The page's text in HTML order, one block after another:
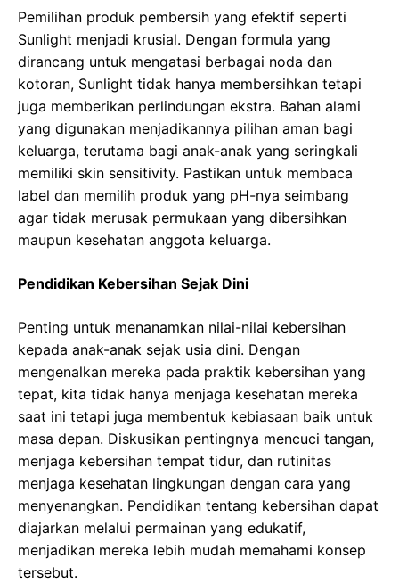
Pemilihan produk pembersih yang efektif seperti
Sunlight menjadi krusial. Dengan formula yang
dirancang untuk mengatasi berbagai noda dan
kotoran, Sunlight tidak hanya membersihkan tetapi
juga memberikan perlindungan ekstra. Bahan alami
yang digunakan menjadikannya pilihan aman bagi
keluarga, terutama bagi anak-anak yang seringkali
memiliki skin sensitivity. Pastikan untuk membaca
label dan memilih produk yang pH-nya seimbang
agar tidak merusak permukaan yang dibersihkan
maupun kesehatan anggota keluarga.
Pendidikan Kebersihan Sejak Dini
Penting untuk menanamkan nilai-nilai kebersihan
kepada anak-anak sejak usia dini. Dengan
mengenalkan mereka pada praktik kebersihan yang
tepat, kita tidak hanya menjaga kesehatan mereka
saat ini tetapi juga membentuk kebiasaan baik untuk
masa depan. Diskusikan pentingnya mencuci tangan,
menjaga kebersihan tempat tidur, dan rutinitas
menjaga kesehatan lingkungan dengan cara yang
menyenangkan. Pendidikan tentang kebersihan dapat
diajarkan melalui permainan yang edukatif,
menjadikan mereka lebih mudah memahami konsep
tersebut.